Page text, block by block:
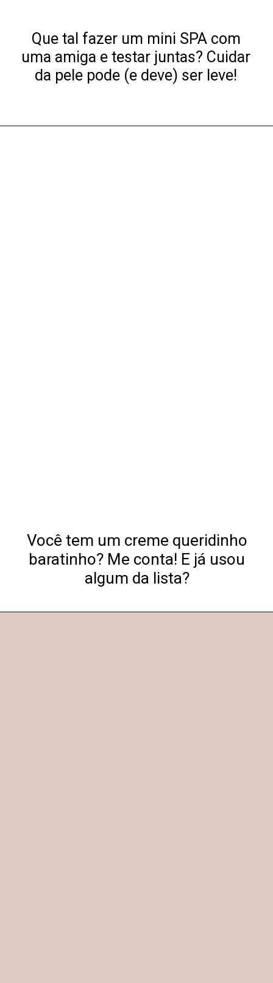
Que tal fazer um mini SPA com
uma amiga e testar juntas? Cuidar
da pele pode (e deve) ser leve!
Você tem um creme queridinho
baratinho? Me conta! E já usou
algum da lista?